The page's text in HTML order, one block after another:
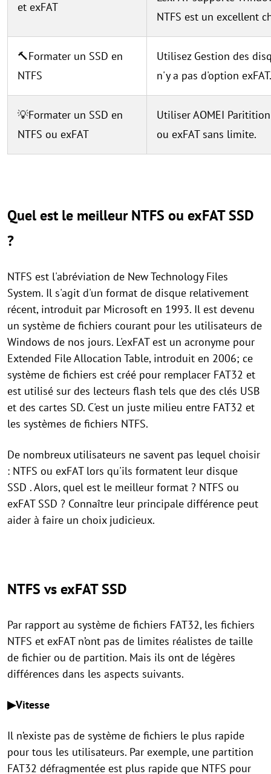
et exFAT
NTFS est un excellent
🔨Formater un SSD en
NTFS
Utilisez Gestion des
n'y a pas d'option exFAT.
💡Formater un SSD en
NTFS ou exFAT
Utiliser AOMEI
ou exFAT sans limite.
Quel est le meilleur NTFS ou exFAT SSD
?
NTFS est l'abréviation de New Technology Files
System. Il s'agit d'un format de disque relativement
récent, introduit par Microsoft en 1993. Il est devenu
un système de fichiers courant pour les utilisateurs de
Windows de nos jours. L'exFAT est un acronyme pour
Extended File Allocation Table, introduit en 2006; ce
système de fichiers est créé pour remplacer FAT32 et
est utilisé sur des lecteurs flash tels que des clés USB
et des cartes SD. C'est un juste milieu entre FAT32 et
les systèmes de fichiers NTFS.
De nombreux utilisateurs ne savent pas lequel choisir
: NTFS ou exFAT lors qu'ils formatent leur disque
SSD . Alors, quel est le meilleur format ? NTFS ou
exFAT SSD ? Connaître leur principale différence peut
aider à faire un choix judicieux.
NTFS vs exFAT SSD
Par rapport au système de fichiers FAT32, les fichiers
NTFS et exFAT n’ont pas de limites réalistes de taille
de fichier ou de partition. Mais ils ont de légères
différences dans les aspects suivants.
▶Vitesse
Il n’existe pas de système de fichiers le plus rapide
pour tous les utilisateurs. Par exemple, une partition
FAT32 défragmentée est plus rapide que NTFS pour